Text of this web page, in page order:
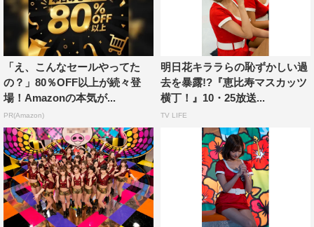
BAKU
4．A-ZABU＜Instrumental＞作詞 シュガーandソルト／作
曲 DJ BAKU
発売元：EBISU MUSCATS PROJECT
販売元：ポニーキャニオン
「恵比寿★マスカッツ」公式HP：https://www.ebisu-
muscats.com/
©EBISU★MUSCATS PROJECT
「え、こんなセールやってた
の？」80％OFF以上が続々登
場！Amazonの本気が...
PR(Amazon)
明日花キララらの恥ずかしい過
去を暴露!?『恵比寿マスカッツ
横丁！』10・25放送...
TV LIFE